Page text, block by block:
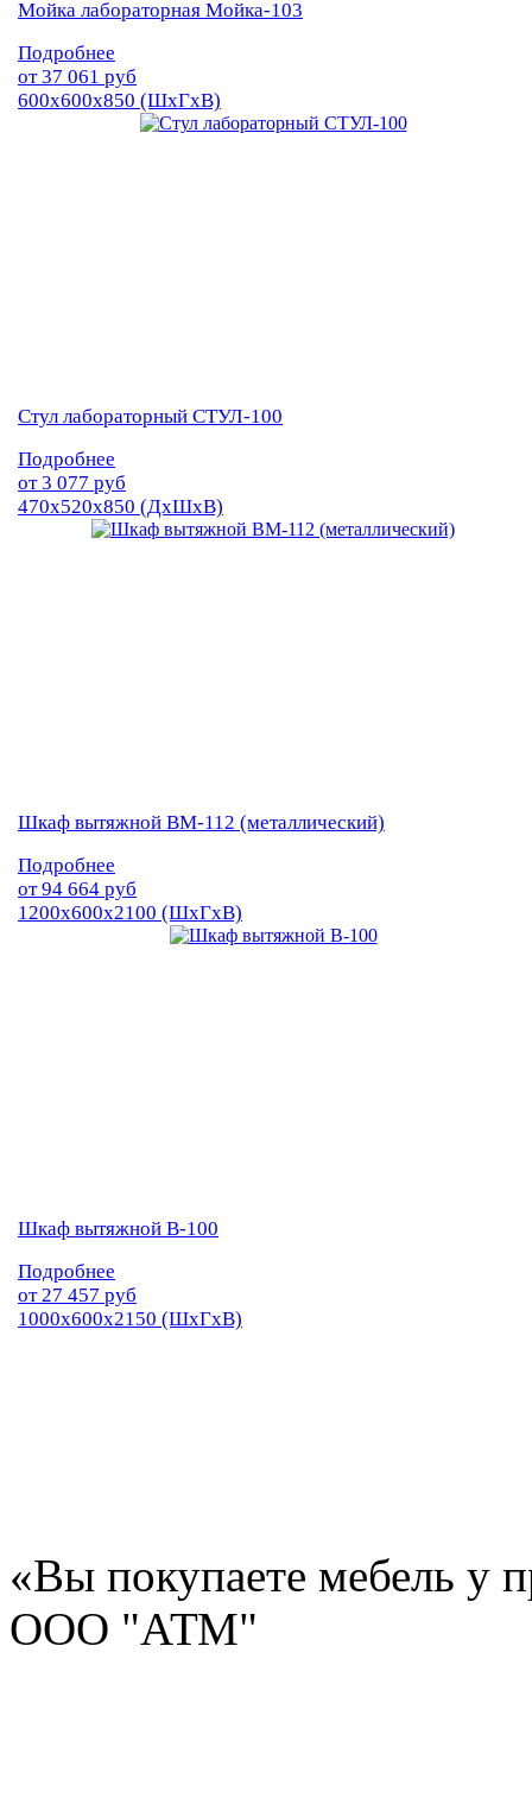
Мойка лабораторная Мойка-103
Подробнее
от37 061 руб
600х600х850 (ШхГхВ)
Стул лабораторный СТУЛ-100
Подробнее
от3 077 руб
470х520х850 (ДхШхВ)
Шкаф вытяжной ВМ-112 (металлический)
Подробнее
от94 664 руб
1200х600х2100 (ШхГхВ)
Шкаф вытяжной В-100
Подробнее
от27 457 руб
1000х600х2150 (ШхГхВ)
«Вы покупаете мебель у
ООО "АТМ"